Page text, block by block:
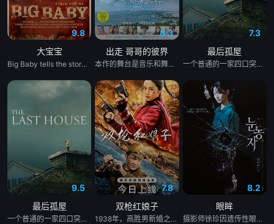
9.8
大宝宝
Big Baby tells the story of Adam Lewis, a successful horror screenwriter struggling for inspiration for his latest script. After a graphic and realistic nightmare of a hulking man dressed in a baby mask and onesie who axe murders his girlfriend Kate in the middle of the night, Adam gets the inspiration he needs for his new screenplay. Excited about the direction his story is taking, he starts losing himself in his script. Things are better than ever for Adam and Kate until “Big Baby” starts appearing in real life and tormenting and killing victims fueled by his own revenge. Characters from Adam’s script begin to pay him visits pleading for their lives, and he quickly realizes he holds their fate in his hands. Power and fear completely consume Adam until his girlfriend Kate is terrified of the man she once loved.
8.3
出走 哥哥的彼界
本作的舞台是音乐和舞蹈融入生活的冲绳。与母亲朱音、妹妹舞一起生活的照屋踊，憧憬舞蹈学校的丽莎，开始了舞蹈生涯。朱音为了支撑家数在酒吧工作，不擅长与人打交道的舞总是在学校前专心地注视着哥哥的身影。不久，踊与丽莎组成一对，绽放了她的才能。
7.3
最后孤屋
一个普通的一家四口突遭诡异变故，被困在自家房屋中超过 1000 天无法出门。在资源消耗殆尽与未知神秘威胁的双重逼迫下，一家人必须想方设法联手求生，打破这间禁锢生命的困局。
9.5
最后孤屋
一个普通的一家四口突遭诡异变故，被困在自家房屋中超过 1000 天无法出门。在资源消耗殆尽与未知神秘威胁的双重逼迫下，一家人必须想方设法联手求生，打破这间禁锢生命的困局。
7.8
双枪红娘子
1938年，高胜男新婚之日，丈夫被日军残害，父辈亦遭屠戮。她举枪聚义，屡袭敌寇威震四方，后得八路军指点决心投身革命。日军欲诱杀高胜男，她孤身赴战舍命换乡亲周全。千钧一发间，八路军突袭而至全歼敌寇，高胜男血染沙场，生死未卜……
8.2
眼眸
摄影师徐珍因遗传性眼病，视力正在一天天衰退。双胞胎妹妹徐仁的离奇死亡，被警方定性为自杀，但她笃定其中另有隐情。不顾身边人的劝阻，徐珍顶着逐渐失明的身体状况，执意追查真相。随着调查深入，一股看不见的力量始终如影随形，不断扭曲她的感知，将她拖入恐惧与偏执的深渊。在彻底坠入黑暗之前，她必须揭开妹妹死亡背后的秘密。